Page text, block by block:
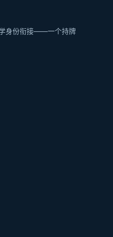
身份衔接——一个持牌